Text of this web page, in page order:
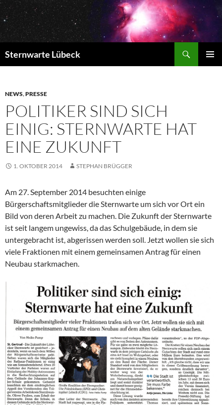
Zum
Inhalt
springen
Sternwarte Lübeck
NEWS,PRESSE
POLITIKER SIND SICH
EINIG: STERNWARTE HAT
EINE ZUKUNFT
1. OKTOBER 2014 STEPHAN BRÜGGER
Am 27. September 2014 besuchten einige
Bürgerschaftsmitglieder die Sternwarte um sich vor Ort ein
Bild von deren Arbeit zu machen. Die Zukunft der Sternwarte
ist seit langem ungewiss, da das Schulgebäude, in dem sie
untergebracht ist, abgerissen werden soll. Jetzt wollen sie sich
viele Fraktionen mit einem gemeinsamen Antrag für einen
Neubau starkmachen.